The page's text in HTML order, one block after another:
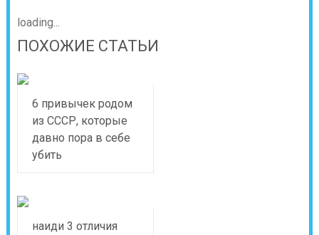
loading...
ПОХОЖИЕ СТАТЬИ
6 привычек родом
из СССР, которые
давно пора в себе
убить
наиди 3 отличия